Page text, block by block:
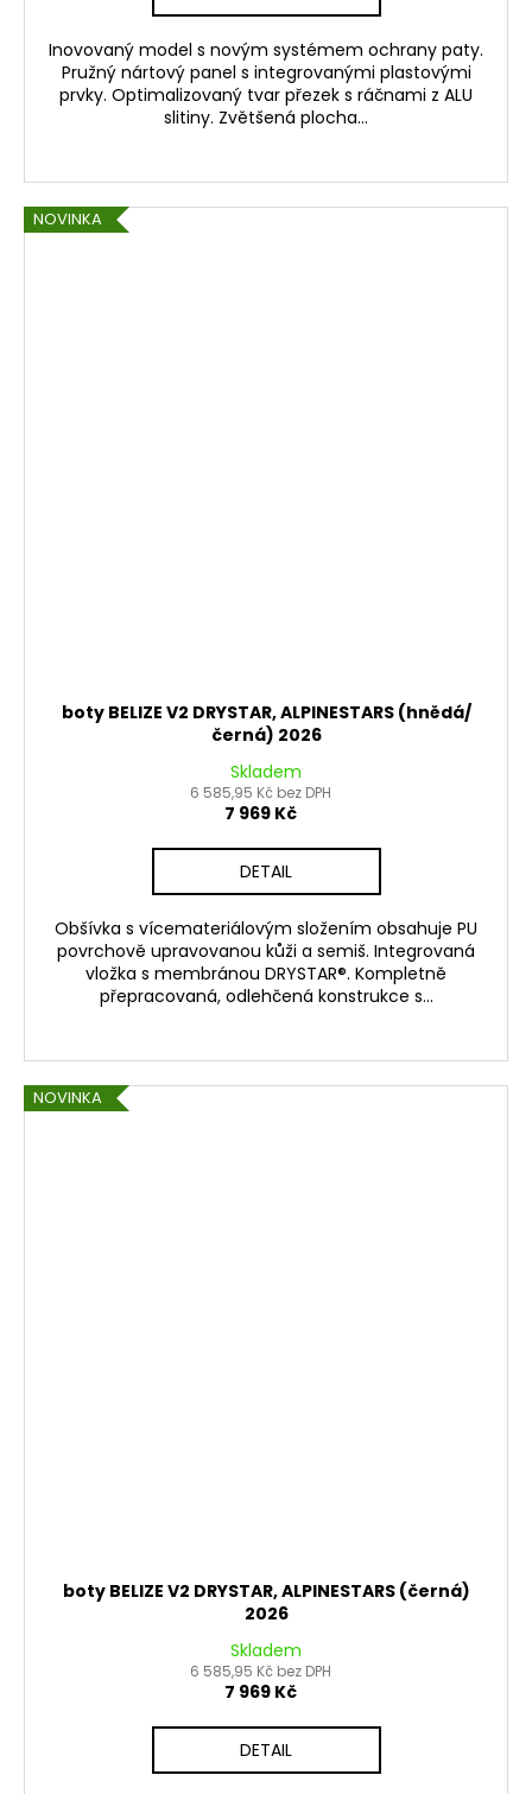
Inovovaný model s novým systémem ochrany paty.
Pružný nártový panel s integrovanými plastovými
prvky. Optimalizovaný tvar přezek s ráčnami z ALU
slitiny. Zvětšená plocha...
NOVINKA
boty BELIZE V2 DRYSTAR, ALPINESTARS (hnědá/
černá) 2026
Skladem
6 585,95 Kč bez DPH
7 969 Kč
DETAIL
Obšívka s vícemateriálovým složením obsahuje PU
povrchově upravovanou kůži a semiš. Integrovaná
vložka s membránou DRYSTAR®. Kompletně
přepracovaná, odlehčená konstrukce s...
NOVINKA
boty BELIZE V2 DRYSTAR, ALPINESTARS (černá)
2026
Skladem
6 585,95 Kč bez DPH
7 969 Kč
DETAIL